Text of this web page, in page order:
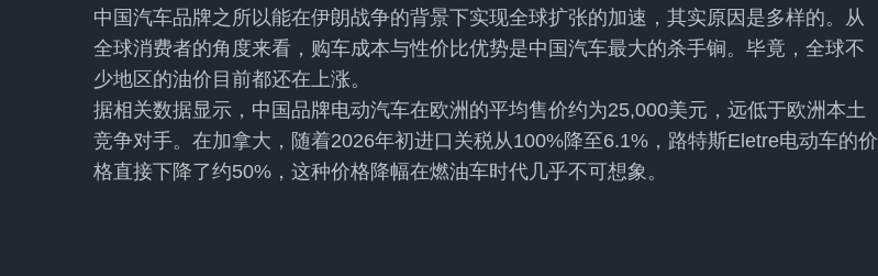
中国汽车品牌之所以能在伊朗战争的背景下实现全球扩张的加速，其实原因是多样的。从
全球消费者的角度来看，购车成本与性价比优势是中国汽车最大的杀手锏。毕竟，全球不
少地区的油价目前都还在上涨。
据相关数据显示，中国品牌电动汽车在欧洲的平均售价约为25,000美元，远低于欧洲本土
竞争对手。在加拿大，随着2026年初进口关税从100%降至6.1%，路特斯Eletre电动车的价
格直接下降了约50%，这种价格降幅在燃油车时代几乎不可想象。